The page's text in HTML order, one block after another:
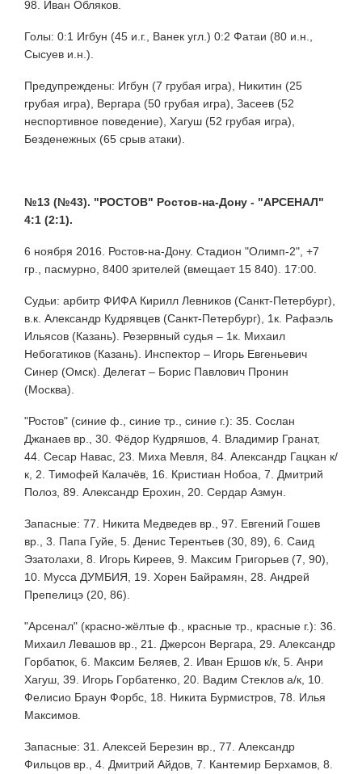
98. Иван Обляков.
Голы: 0:1 Игбун (45 и.г., Ванек угл.) 0:2 Фатаи (80 и.н.,
Сысуев и.н.).
Предупреждены: Игбун (7 грубая игра), Никитин (25
грубая игра), Вергара (50 грубая игра), Засеев (52
неспортивное поведение), Хагуш (52 грубая игра),
Безденежных (65 срыв атаки).
№13 (№43). "РОСТОВ" Ростов-на-Дону - "АРСЕНАЛ"
4:1 (2:1).
6 ноября 2016. Ростов-на-Дону. Стадион "Олимп-2", +7
гр., пасмурно, 8400 зрителей (вмещает 15 840). 17:00.
Судьи: арбитр ФИФА Кирилл Левников (Санкт-Петербург),
в.к. Александр Кудрявцев (Санкт-Петербург), 1к. Рафаэль
Ильясов (Казань). Резервный судья – 1к. Михаил
Небогатиков (Казань). Инспектор – Игорь Евгеньевич
Синер (Омск). Делегат – Борис Павлович Пронин
(Москва).
"Ростов" (синие ф., синие тр., синие г.): 35. Сослан
Джанаев вр., 30. Фёдор Кудряшов, 4. Владимир Гранат,
44. Сесар Навас, 23. Миха Мевля, 84. Александр Гацкан к/
к, 2. Тимофей Калачёв, 16. Кристиан Нобоа, 7. Дмитрий
Полоз, 89. Александр Ерохин, 20. Сердар Азмун.
Запасные: 77. Никита Медведев вр., 97. Евгений Гошев
вр., 3. Папа Гуйе, 5. Денис Терентьев (30, 89), 6. Саид
Эзатолахи, 8. Игорь Киреев, 9. Максим Григорьев (7, 90),
10. Мусса ДУМБИЯ, 19. Хорен Байрамян, 28. Андрей
Препелицэ (20, 86).
"Арсенал" (красно-жёлтые ф., красные тр., красные г.): 36.
Михаил Левашов вр., 21. Джерсон Вергара, 29. Александр
Горбатюк, 6. Максим Беляев, 2. Иван Ершов к/к, 5. Анри
Хагуш, 39. Игорь Горбатенко, 20. Вадим Стеклов а/к, 10.
Фелисио Браун Форбс, 18. Никита Бурмистров, 78. Илья
Максимов.
Запасные: 31. Алексей Березин вр., 77. Александр
Фильцов вр., 4. Дмитрий Айдов, 7. Кантемир Берхамов, 8.